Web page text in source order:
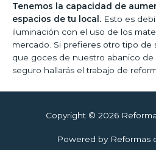
Tenemos la capacidad de
espacios de tu local. Esto es
iluminación con el uso de los
mercado. Si prefieres otro tipo de
que goces de nuestro abanico
seguro hallarás el trabajo de
Copyright © 2026
Powered by Reformas